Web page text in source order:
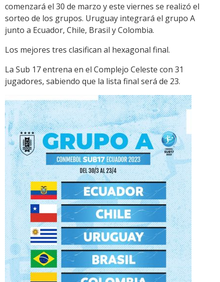
comenzará el 30 de marzo y este viernes se realizó el
sorteo de los grupos. Uruguay integrará el grupo A
junto a Ecuador, Chile, Brasil y Colombia.
Los mejores tres clasifican al hexagonal final.
La Sub 17 entrena en el Complejo Celeste con 31
jugadores, sabiendo que la lista final será de 23.